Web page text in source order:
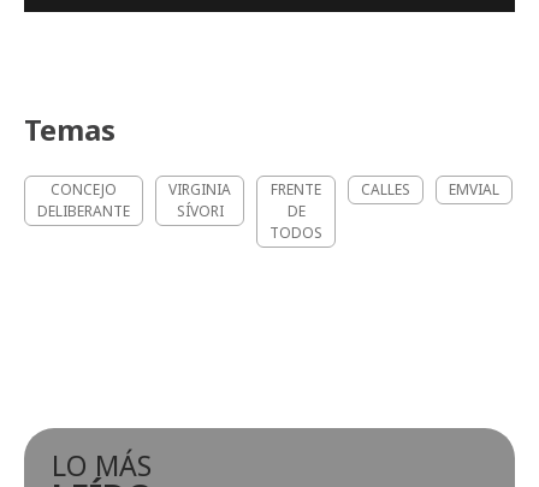
Temas
CONCEJO
DELIBERANTE
VIRGINIA
SÍVORI
FRENTE
DE
TODOS
CALLES EMVIAL
LO MÁS